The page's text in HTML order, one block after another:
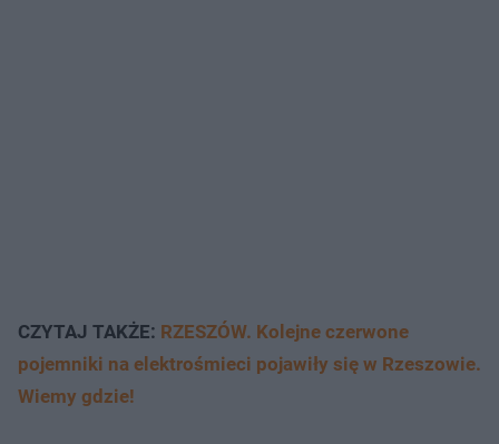
CZYTAJ TAKŻE: RZESZÓW. Kolejne czerwone
pojemniki na elektrośmieci pojawiły się w Rzeszowie.
Wiemy gdzie!